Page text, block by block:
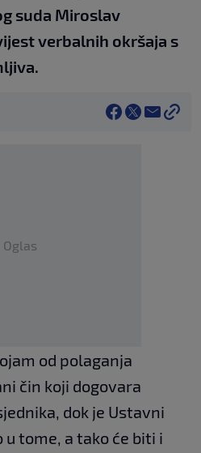
suda Miroslav
verbalnih okršaja s
Oglas
od polaganja
čin koji dogovara
dok je Ustavni
tome, a tako će biti i